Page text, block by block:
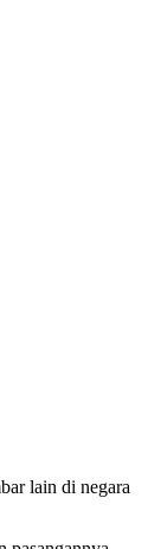
lain di negara